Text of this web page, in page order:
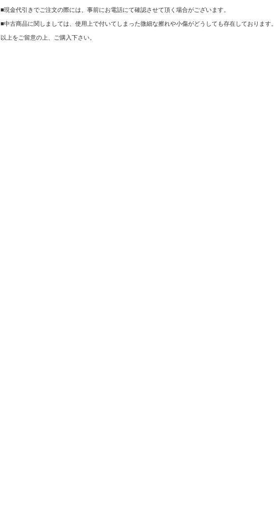
■現金代引きでご注文の際には、事前にお電話にて確認させて頂く場合がございます。
■中古商品に関しましては、使用上で付いてしまった微細な擦れや小傷がどうしても存在しております。
以上をご留意の上、ご購入下さい。